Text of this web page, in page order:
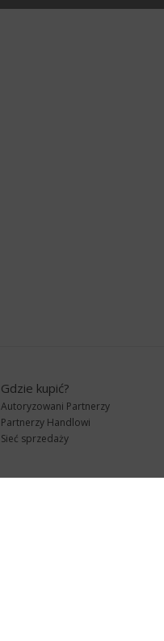
Gdzie kupić?
Autoryzowani Partnerzy
Partnerzy Handlowi
Sieć sprzedaży